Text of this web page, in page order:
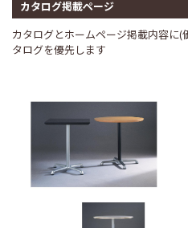
カタログ掲載ページ
カタログとホームページ掲載内容に
タログを優先します